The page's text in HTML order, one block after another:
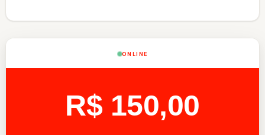
ONLINE
R$ 150,00